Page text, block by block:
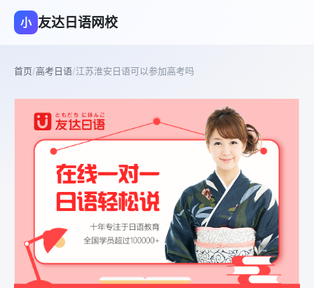
小 友达日语网校
首页/高考日语/江苏淮安日语可以参加高考吗